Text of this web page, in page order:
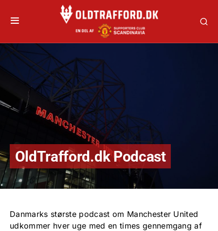
OldTrafford.dk Podcast
Danmarks største podcast om Manchester United
udkommer hver uge med en times gennemgang af